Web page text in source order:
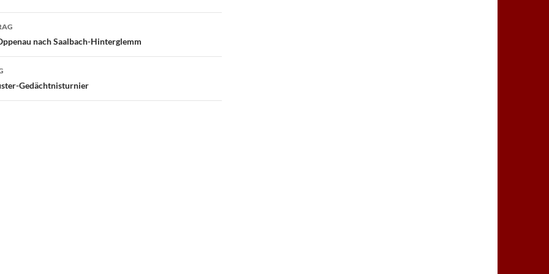
nach Saalbach-Hinterglemm
Gedächtnisturnier